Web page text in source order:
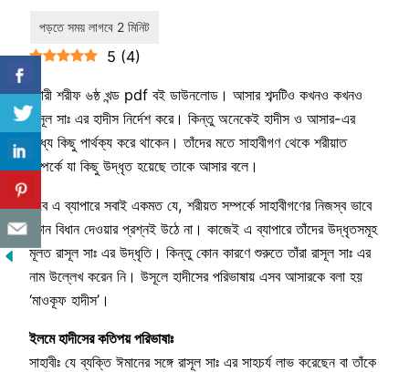
5 (4)
বুখারী শরীফ ৬ষ্ঠ খন্ড pdf বই ডাউনলোড। আসার শব্দটিও কখনও কখনও
রাসূল সাঃ এর হাদীস নির্দেশ করে। কিন্তু অনেকেই হাদীস ও আসার-এর
মধ্যে কিছু পার্থক্য করে থাকেন। তাঁদের মতে সাহাবীগণ থেকে শরীয়াত
সম্পর্কে যা কিছু উদ্ধৃত হয়েছে তাকে আসার বলে।
তবে এ ব্যাপারে সবাই একমত যে, শরীয়ত সম্পর্কে সাহাবীগণের নিজস্ব ভাবে
কোন বিধান দেওয়ার প্রশ্নই উঠে না। কাজেই এ ব্যাপারে তাঁদের উদ্ধৃতসমূহ
মূলত রাসূল সাঃ এর উদ্ধৃতি। কিন্তু কোন কারণে শুরুতে তাঁরা রাসূল সাঃ এর
নাম উল্লেখ করেন নি। উসূলে হাদীসের পরিভাষায় এসব আসারকে বলা হয়
‘মাওকূফ হাদীস’।
ইলমে হাদীসের কতিপয় পরিভাষাঃ
সাহাবীঃ যে ব্যক্তি ঈমানের সঙ্গে রাসূল সাঃ এর সাহচর্য লাভ করেছেন বা তাঁকে